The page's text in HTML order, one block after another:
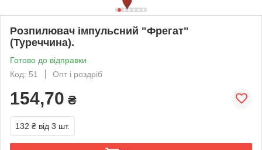
Розпилювач імпульсний "Фрегат"
(Туреччина).
Готово до відправки
Код: 51
Опт і роздріб
154,70 ₴
132 ₴ від 3 шт.